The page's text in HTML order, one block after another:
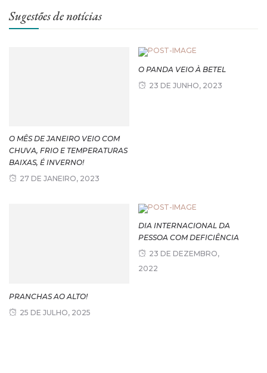
Sugestões de notícias
O MÊS DE JANEIRO VEIO COM
CHUVA, FRIO E TEMPERATURAS
BAIXAS, É INVERNO!
27 DE JANEIRO, 2023
O PANDA VEIO À BETEL
23 DE JUNHO, 2023
PRANCHAS AO ALTO!
25 DE JULHO, 2025
DIA INTERNACIONAL DA
PESSOA COM DEFICIÊNCIA
23 DE DEZEMBRO,
2022